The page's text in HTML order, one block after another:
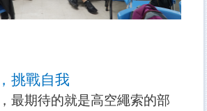
挑戰自我
最期待的就是高空繩索的部